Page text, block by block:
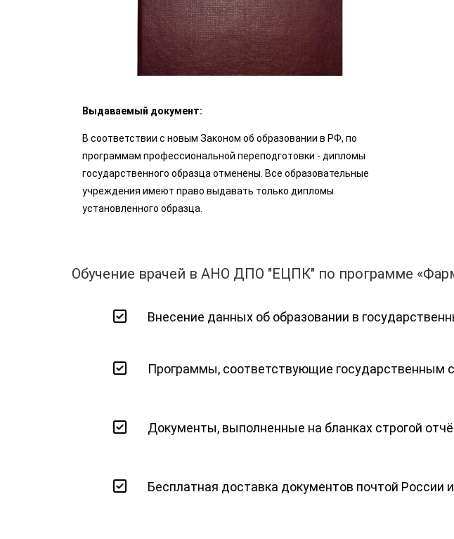
Выдаваемый документ:
В соответствии с новым Законом об образовании в РФ, по
программам профессиональной переподготовки - дипломы
государственного образца отменены. Все образовательные
учреждения имеют право выдавать только дипломы
установленного образца.
Обучение врачей в АНО ДПО "ЕЦПК" по программе
Внесение данных об образовании в
Программы, соответствующие государственным
Документы, выполненные на бланках строгой
Бесплатная доставка документов почтой России